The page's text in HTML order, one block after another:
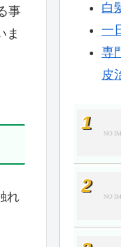
事
ま
れ
白
一
専
皮